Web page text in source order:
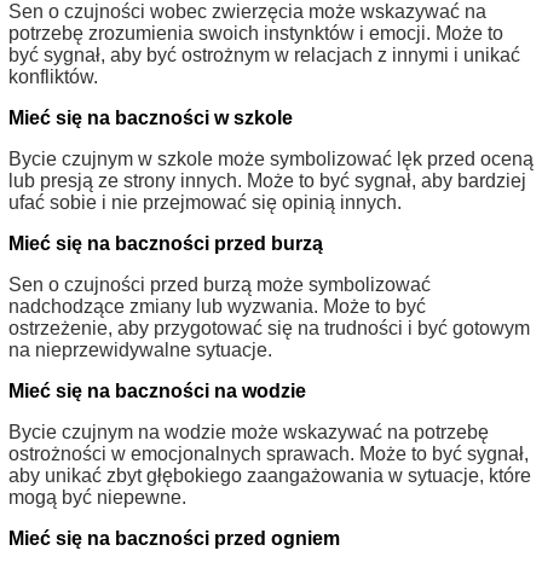
Sen o czujności wobec zwierzęcia może wskazywać na
potrzebę zrozumienia swoich instynktów i emocji. Może to
być sygnał, aby być ostrożnym w relacjach z innymi i unikać
konfliktów.
Mieć się na baczności w szkole
Bycie czujnym w szkole może symbolizować lęk przed oceną
lub presją ze strony innych. Może to być sygnał, aby bardziej
ufać sobie i nie przejmować się opinią innych.
Mieć się na baczności przed burzą
Sen o czujności przed burzą może symbolizować
nadchodzące zmiany lub wyzwania. Może to być
ostrzeżenie, aby przygotować się na trudności i być gotowym
na nieprzewidywalne sytuacje.
Mieć się na baczności na wodzie
Bycie czujnym na wodzie może wskazywać na potrzebę
ostrożności w emocjonalnych sprawach. Może to być sygnał,
aby unikać zbyt głębokiego zaangażowania w sytuacje, które
mogą być niepewne.
Mieć się na baczności przed ogniem